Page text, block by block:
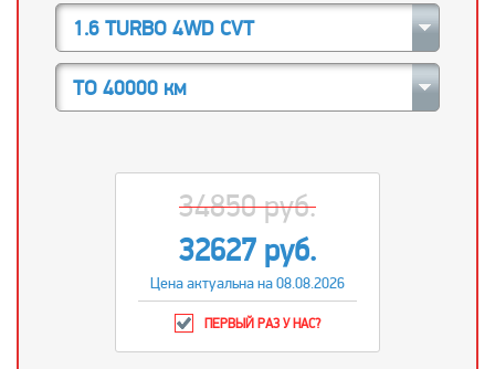
1.6 TURBO 4WD CVT
ТО 40000 км
34850 руб.
32627 руб.
Цена актуальна на 08.08.2026
ПЕРВЫЙ РАЗ У НАС?